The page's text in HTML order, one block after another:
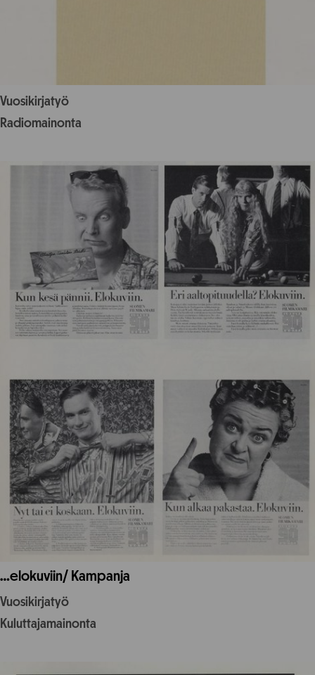
Vuosikirjatyö
Radiomainonta
…elokuviin/ Kampanja
Vuosikirjatyö
Kuluttajamainonta